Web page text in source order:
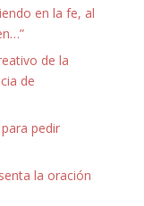
en la fe, al
de la
de
pedir
la oración